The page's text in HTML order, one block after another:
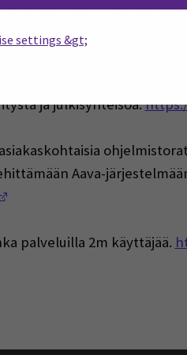
settings &gt;
tietoa niin
(Opens in a new window)
ja julkisyhteisöä.
Aava-
palveluilla 2m käyttäjää.